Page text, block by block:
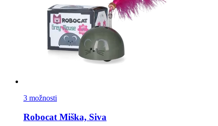
3 možnosti
Robocat Miška, Siva